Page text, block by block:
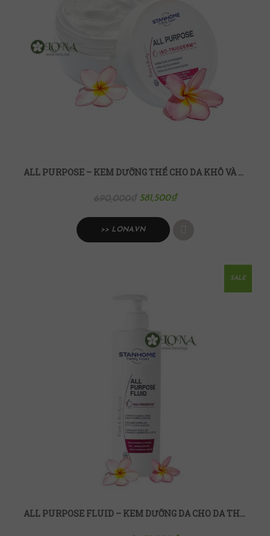
ALL PURPOSE – KEM DƯỠNG THỂ CHO DA KHÔ VÀ DA NHẠY CẢM 400ML
581,500₫
>> LONA.VN
SALE
ALL PURPOSE FLUID – KEM DƯỠNG DA CHO DA THƯỜNG, DA KHÔ VÀ NHẠY CẢM